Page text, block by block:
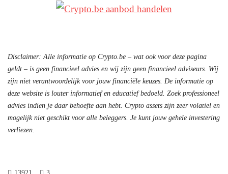
Disclaimer: Alle informatie op Crypto.be – wat ook voor deze pagina
geldt – is geen financieel advies en wij zijn geen financieel adviseurs. Wij
zijn niet verantwoordelijk voor jouw financiële keuzes. De informatie op
deze website is louter informatief en educatief bedoeld. Zoek professioneel
advies indien je daar behoefte aan hebt. Crypto assets zijn zeer volatiel en
mogelijk niet geschikt voor alle beleggers. Je kunt jouw gehele investering
verliezen.